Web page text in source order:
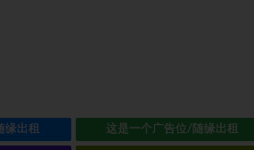
缘出租 这是一个广告位/随缘出租